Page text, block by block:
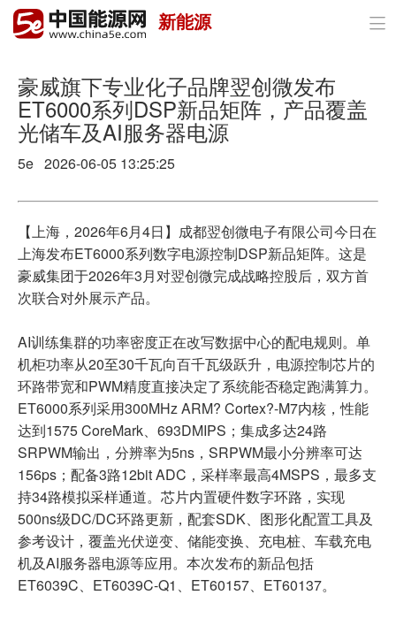
首页
政策与经济
油气
电力
新能源
节能环保
新能源 
豪威旗下专业化子品牌翌创微发布
ET6000系列DSP新品矩阵，产品覆盖
光储车及AI服务器电源
5e 2026-06-05 13:25:25
【上海，2026年6月4日】成都翌创微电子有限公司今日在
上海发布ET6000系列数字电源控制DSP新品矩阵。这是
豪威集团于2026年3月对翌创微完成战略控股后，双方首
次联合对外展示产品。
AI训练集群的功率密度正在改写数据中心的配电规则。单
机柜功率从20至30千瓦向百千瓦级跃升，电源控制芯片的
环路带宽和PWM精度直接决定了系统能否稳定跑满算力。
ET6000系列采用300MHz ARM? Cortex?-M7内核，性能
达到1575 CoreMark、693DMIPS；集成多达24路
SRPWM输出，分辨率为5ns，SRPWM最小分辨率可达
156ps；配备3路12bit ADC，采样率最高4MSPS，最多支
持34路模拟采样通道。芯片内置硬件数字环路，实现
500ns级DC/DC环路更新，配套SDK、图形化配置工具及
参考设计，覆盖光伏逆变、储能变换、充电桩、车载充电
机及AI服务器电源等应用。本次发布的新品包括
ET6039C、ET6039C-Q1、ET60157、ET60137。